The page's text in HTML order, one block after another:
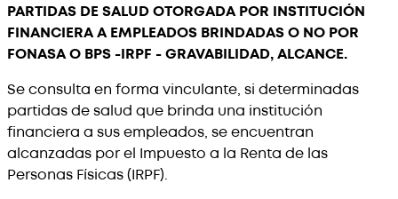
PARTIDAS DE SALUD OTORGADA POR INSTITUCIÓN
FINANCIERA A EMPLEADOS BRINDADAS O NO POR
FONASA O BPS -IRPF - GRAVABILIDAD, ALCANCE.
Se consulta en forma vinculante, si determinadas
partidas de salud que brinda una institución
financiera a sus empleados, se encuentran
alcanzadas por el Impuesto a la Renta de las
Personas Físicas (IRPF).